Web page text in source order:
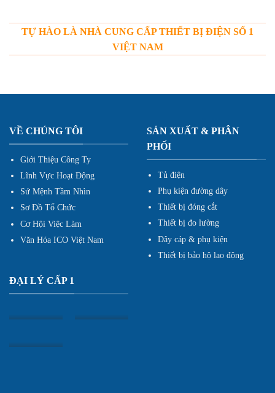
TỰ HÀO LÀ NHÀ CUNG CẤP THIẾT BỊ ĐIỆN SỐ 1
VIỆT NAM
VỀ CHÚNG TÔI
Giới Thiệu Công Ty
Lĩnh Vực Hoạt Động
Sứ Mệnh Tầm Nhìn
Sơ Đồ Tổ Chức
Cơ Hội Việc Làm
Văn Hóa ICO Việt Nam
SẢN XUẤT & PHÂN
PHỐI
Tủ điện
Phụ kiện đường dây
Thiết bị đóng cắt
Thiết bị đo lường
Dây cáp & phụ kiện
Thiết bị bảo hộ lao động
ĐẠI LÝ CẤP 1